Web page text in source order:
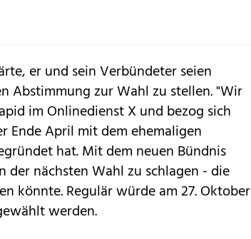
er und sein Verbündeter seien
Abstimmung zur Wahl zu stellen. "Wir
im Onlinedienst X und bezog sich
Ende April mit dem ehemaligen
hat. Mit dem neuen Bündnis
nächsten Wahl zu schlagen - die
könnte. Regulär würde am 27. Oktober
werden.